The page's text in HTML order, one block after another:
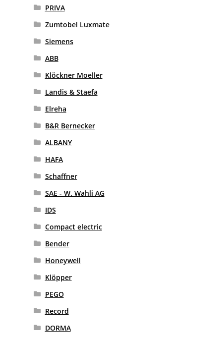
PRIVA
Zumtobel Luxmate
Siemens
ABB
Klöckner Moeller
Landis & Staefa
Elreha
B&R Bernecker
ALBANY
HAFA
Schaffner
SAE - W. Wahli AG
IDS
Compact electric
Bender
Honeywell
Klöpper
PEGO
Record
DORMA